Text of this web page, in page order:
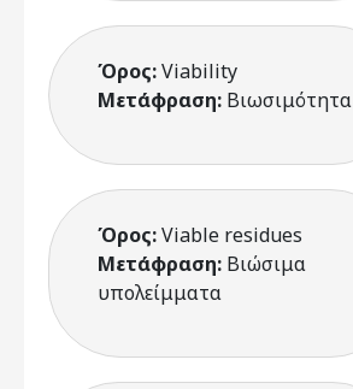
Όρος:Viability
Μετάφραση: Βιωσιμότητα
Όρος:Viable residues
Μετάφραση: Βιώσιμα
υπολείμματα